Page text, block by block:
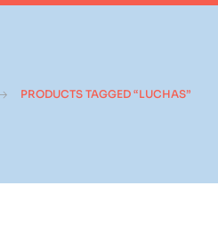
PRODUCTS TAGGED “LUCHAS”